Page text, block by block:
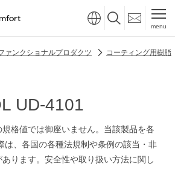
menu
ァンクショナルプロダクツ コーティング用樹脂
UD-4101
格値では御座いません。当該製品を各
は、各国の各種法規制や条例の該当・非
ります。安全性や取り扱い方法に関し